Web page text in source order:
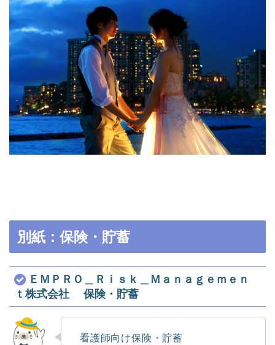
別紙：保険・貯蓄
ＥＭＰＲＯ＿Ｒｉｓｋ＿Ｍａｎａｇｅｍｅｎ
ｔ株式会社 保険・貯蓄
看護師向け保険・貯蓄